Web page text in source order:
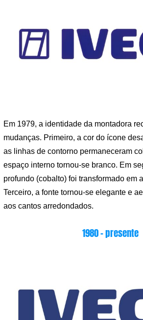
Em 1979, a identidade da montadora
mudanças. Primeiro, a cor do ícone
as linhas de contorno permaneceram
espaço interno tornou-se branco. Em
profundo (cobalto) foi transformado em
Terceiro, a fonte tornou-se elegante e
aos cantos arredondados.
1980 – presente